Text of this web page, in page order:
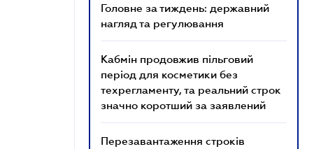
Головне за тиждень: державний
нагляд та регулювання
Кабмін продовжив пільговий
період для косметики без
техрегламенту, та реальний строк
значно коротший за заявлений
Перезавантаження строків